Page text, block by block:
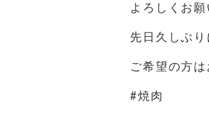
よろしくお
先日久しぶ
ご希望の方
#焼肉